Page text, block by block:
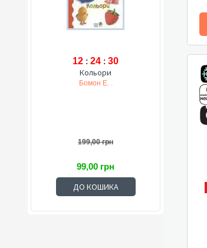
12 : 24 : 29
Кольори
Бомон Е. .
199,00 грн
99,00 грн
ДО КОШИКА